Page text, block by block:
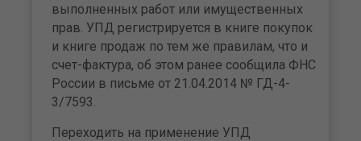
выполненных работ или имущественных
прав. УПД регистрируется в книге покупок
и книге продаж по тем же правилам, что и
счет-фактура, об этом ранее сообщила ФНС
России в письме от 21.04.2014 № ГД-4-
3/7593.
Переходить на применение УПД